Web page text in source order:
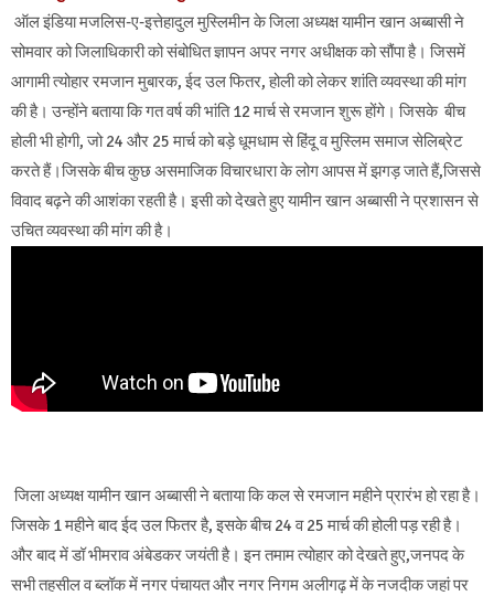
ऑल इंडिया मजलिस-ए-इत्तेहादुल मुस्लिमीन के जिला अध्यक्ष यामीन खान अब्बासी ने
सोमवार को जिलाधिकारी को संबोधित ज्ञापन अपर नगर अधीक्षक को सौंपा है। जिसमें
आगामी त्योहार रमजान मुबारक, ईद उल फितर, होली को लेकर शांति व्यवस्था की मांग
की है। उन्होंने बताया कि गत वर्ष की भांति 12 मार्च से रमजान शुरू होंगे। जिसके बीच
होली भी होगी, जो 24 और 25 मार्च को बड़े धूमधाम से हिंदू व मुस्लिम समाज सेलिब्रेट
करते हैं।जिसके बीच कुछ असमाजिक विचारधारा के लोग आपस में झगड़ जाते हैं,जिससे
विवाद बढ़ने की आशंका रहती है। इसी को देखते हुए यामीन खान अब्बासी ने प्रशासन से
उचित व्यवस्था की मांग की है।
जिला अध्यक्ष यामीन खान अब्बासी ने बताया कि कल से रमजान महीने प्रारंभ हो रहा है।
जिसके 1 महीने बाद ईद उल फितर है, इसके बीच 24 व 25 मार्च की होली पड़ रही है।
और बाद में डॉ भीमराव अंबेडकर जयंती है। इन तमाम त्योहार को देखते हुए,जनपद के
सभी तहसील व ब्लॉक में नगर पंचायत और नगर निगम अलीगढ़ में के नजदीक जहां पर